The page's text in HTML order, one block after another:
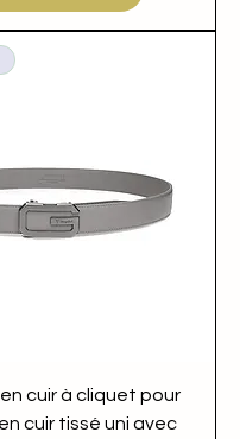
cuir à cliquet pour
cuir tissé uni avec